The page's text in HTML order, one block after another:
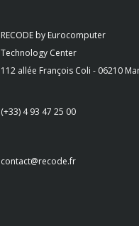
RECODE by Eurocomputer
Technology Center
112 allée François Coli - 06210
(+33) 4 93 47 25 00
contact@recode.fr